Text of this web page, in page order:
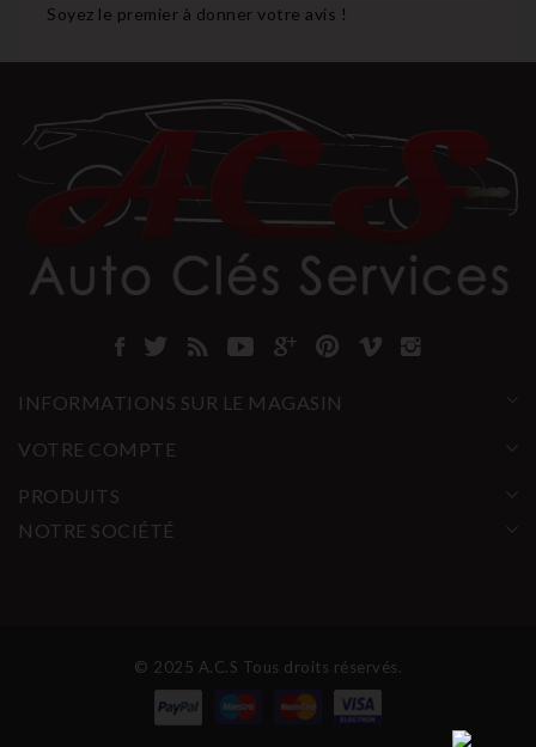
Soyez le premier à donner votre avis !
INFORMATIONS SUR LE MAGASIN
VOTRE COMPTE
PRODUITS
NOTRE SOCIÉTÉ
© 2025 A.C.S Tous droits réservés.